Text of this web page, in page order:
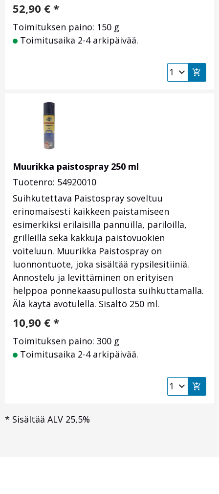
52,90 € *
Toimituksen paino: 150 g
Toimitusaika 2-4 arkipäivää.
Muurikka paistospray 250 ml
Tuotenro: 54920010
Suihkutettava Paistospray soveltuu
erinomaisesti kaikkeen paistamiseen
esimerkiksi erilaisilla pannuilla, pariloilla,
grilleillä sekä kakkuja paistovuokien
voiteluun. Muurikka Paistospray on
luonnontuote, joka sisältää rypsilesitiiniä.
Annostelu ja levittäminen on erityisen
helppoa ponnekaasupullosta suihkuttamalla.
Älä käytä avotulella. Sisältö 250 ml.
10,90 € *
Toimituksen paino: 300 g
Toimitusaika 2-4 arkipäivää.
* Sisältää ALV 25,5%